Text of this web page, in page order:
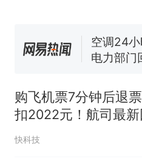
佛山一中
试前13名
核查
搜，网友
热 那个
因老师一
购飞机票7分钟后退
扣2022元！航司最新
应：已达成和解 细节
快科技